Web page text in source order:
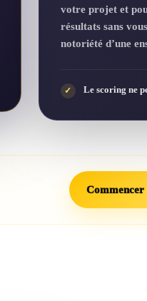
votre projet et
résultats sans
notoriété d’une
✓ Le scoring ne